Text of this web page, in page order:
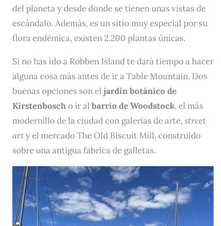
del planeta y desde donde se tienen unas vistas de
escándalo. Además, es un sitio muy especial por su
flora endémica, existen 2.200 plantas únicas.
Si no has ido a Robben Island te dará tiempo a hacer
alguna cosa más antes de ir a Table Mountain. Dos
buenas opciones son el jardín botánico de
Kirstenboscho ir al barrio de Woodstock, el más
modernillo de la ciudad con galerias de arte,street
arty el mercado The Old Biscuit Mill, construido
sobre una antigua fabrica de galletas.